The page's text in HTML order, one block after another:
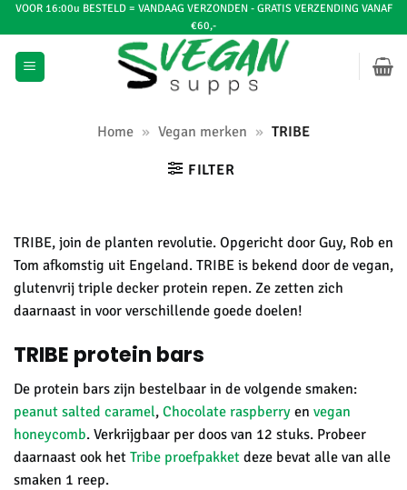
naar
inhoud
VOOR 16:00u BESTELD = VANDAAG VERZONDEN - GRATIS VERZENDING VANAF
€60,-
Home » Vegan merken » TRIBE
FILTER
TRIBE, join de planten revolutie. Opgericht door Guy, Rob en
Tom afkomstig uit Engeland. TRIBE is bekend door de vegan,
glutenvrij triple decker protein repen. Ze zetten zich
daarnaast in voor verschillende goede doelen!
TRIBE protein bars
De protein bars zijn bestelbaar in de volgende smaken:
peanut salted caramel, Chocolate raspberry en vegan
honeycomb. Verkrijgbaar per doos van 12 stuks. Probeer
daarnaast ook het Tribe proefpakket deze bevat alle van alle
smaken 1 reep.